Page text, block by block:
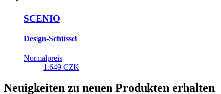
SCENIO
Design-Schüssel
Normalpreis
1.649 CZK
Neuigkeiten zu neuen Produkten erhalten